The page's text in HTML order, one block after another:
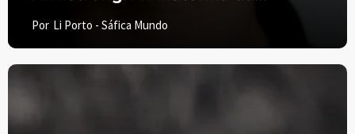
Obstinação e o Alvorecer de um
Por Li Porto - Sáfica Mundo